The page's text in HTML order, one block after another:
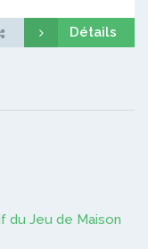
Détails
du Jeu de Maison